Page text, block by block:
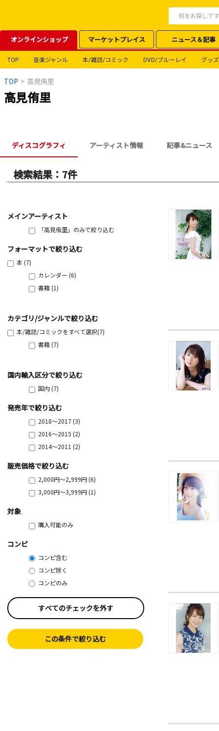
オンラインショップ マーケットプレイス ニュース＆記事
TOP 音楽ジャンル 本/雑誌/コミック DVD/ブルーレイ グッズ
TOP > 高見侑里
高見侑里
ディスコグラフィ アーティスト情報 記事&ニュース
検索結果：7件
メインアーティスト
「高見侑里」のみで絞り込む
フォーマットで絞り込む
本 (7)
カレンダー (6)
書籍 (1)
カテゴリ/ジャンルで絞り込む
本/雑誌/コミックをすべて選択(7)
書籍 (7)
国内輸入区分で絞り込む
国内 (7)
発売年で絞り込む
2018～2017 (3)
2016～2015 (2)
2014～2011 (2)
販売価格で絞り込む
2,000円～2,999円 (6)
3,000円～3,999円 (1)
対象
購入可能のみ
コンピ
コンピ含む
コンピ除く
コンピのみ
すべてのチェックを外す
この条件で絞り込む